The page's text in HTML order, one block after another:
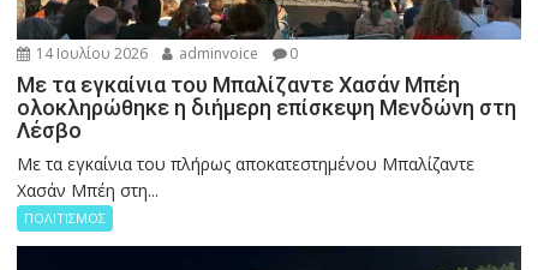
14 Ιουλίου 2026 adminvoice 0
Με τα εγκαίνια του Μπαλίζαντε Χασάν Μπέη
ολοκληρώθηκε η διήμερη επίσκεψη Μενδώνη στη
Λέσβο
Με τα εγκαίνια του πλήρως αποκατεστημένου Μπαλίζαντε
Χασάν Μπέη στη...
ΠΟΛΙΤΙΣΜΟΣ